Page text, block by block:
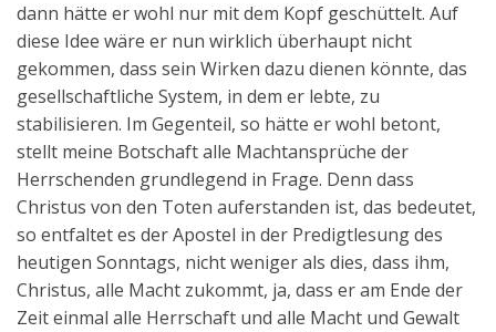
dann hätte er wohl nur mit dem Kopf geschüttelt. Auf
diese Idee wäre er nun wirklich überhaupt nicht
gekommen, dass sein Wirken dazu dienen könnte, das
gesellschaftliche System, in dem er lebte, zu
stabilisieren. Im Gegenteil, so hätte er wohl betont,
stellt meine Botschaft alle Machtansprüche der
Herrschenden grundlegend in Frage. Denn dass
Christus von den Toten auferstanden ist, das bedeutet,
so entfaltet es der Apostel in der Predigtlesung des
heutigen Sonntags, nicht weniger als dies, dass ihm,
Christus, alle Macht zukommt, ja, dass er am Ende der
Zeit einmal alle Herrschaft und alle Macht und Gewalt